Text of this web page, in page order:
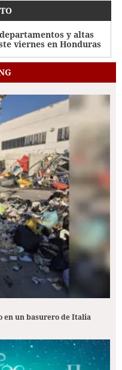
y altas
viernes en Honduras
un basurero de Italia